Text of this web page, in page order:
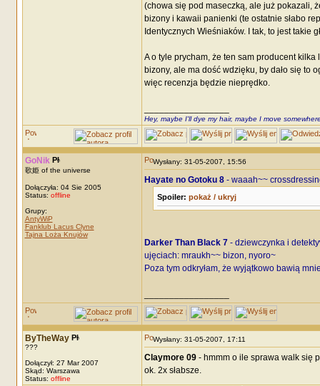
(chowa się pod maseczką, ale już pokazali,
bizony i kawaii panienki (te ostatnie słabo
Identycznych Wieśniaków. I tak, to jest takie
A o tyle prycham, że ten sam producent kilka
bizony, ale ma dość wdzięku, by dało się to
więc recenzja będzie nieprędko.
Hey, maybe I'll dye my hair, maybe I move
GoNik
歌姫 of the universe
Dołączyła: 04 Sie 2005
Status: offline
Grupy:
AntyWiP
Fanklub Lacus Clyne
Tajna Loża Knujów
Wysłany: 31-05-2007, 15:56
Hayate no Gotoku 8- waaah~~
Spoiler: pokaż / ukryj
Darker Than Black 7- dziewczynka i
ujęciach: mraukh~~ bizon, nyoro~
Poza tym odkryłam, że wyjątkowo bawią
ByTheWay
???
Dołączył: 27 Mar 2007
Skąd: Warszawa
Status: offline
Wysłany: 31-05-2007, 17:11
Claymore 09- hmmm o ile sprawa walk się
ok. 2x słabsze.